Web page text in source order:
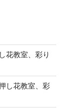
花教室、彩り
し花教室、彩